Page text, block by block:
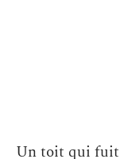
Un toit qui fuit